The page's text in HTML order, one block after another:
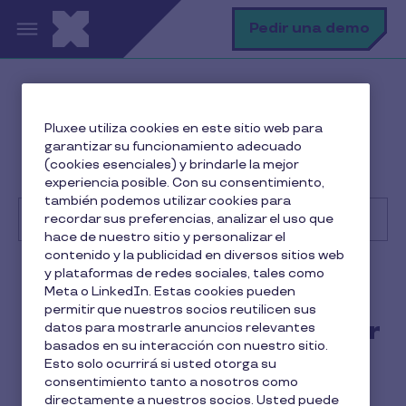
Pasar al contenido principal Pedir una demo
Gestión de beneficios a empleados
¿Qué servicios puede incluir un Plan de retribución
flexible?
Buscar
Cliente
¿Qué servicios puede incluir
un Plan de retribución
flexible?
Pluxee utiliza cookies en este sitio web para
garantizar su funcionamiento adecuado
(cookies esenciales) y brindarle la mejor
experiencia posible. Con su consentimiento,
también podemos utilizar cookies para
recordar sus preferencias, analizar el uso que
hace de nuestro sitio y personalizar el
contenido y la publicidad en diversos sitios web
y plataformas de redes sociales, tales como
Meta o LinkedIn. Estas cookies pueden
permitir que nuestros socios reutilicen sus
datos para mostrarle anuncios relevantes
basados en su interacción con nuestro sitio.
Esto solo ocurrirá si usted otorga su
consentimiento tanto a nosotros como
directamente a nuestros socios. Usted puede